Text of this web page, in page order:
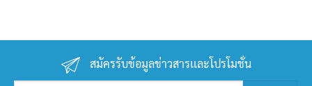
สมัครรับข้อมูลข่าวสารเเละโปรโมชั่น